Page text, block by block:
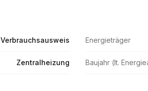
Verbrauchsausweis Energieträger
Zentralheizung Baujahr (lt.